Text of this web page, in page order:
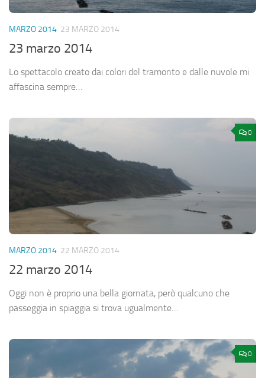
MARZO 2014 23 MARZO 2014
23 marzo 2014
Lo spettacolo creato dai colori del tramonto e dalle nuvole mi
affascina sempre…
0
MARZO 2014 22 MARZO 2014
22 marzo 2014
Oggi non è proprio una bella giornata, però qualcuno che
passeggia in spiaggia si trova ugualmente…
0